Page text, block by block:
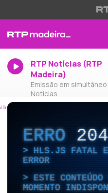
RTP Notícias (RTP
Madeira)
Emissão em
Notícias
ERRO204
HLS.JS FATAL
ERROR
ESTE
MOMENTO